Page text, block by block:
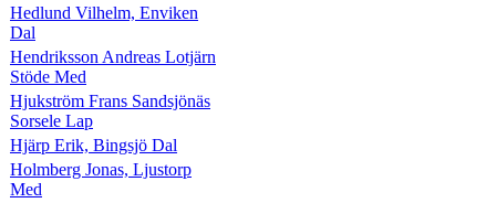
Hedlund Vilhelm, Enviken
Dal
Hendriksson Andreas Lotjärn
Stöde Med
Hjukström Frans Sandsjönäs
Sorsele Lap
Hjärp Erik, Bingsjö Dal
Holmberg Jonas, Ljustorp
Med